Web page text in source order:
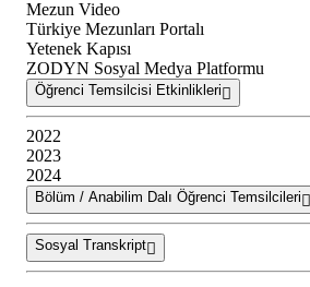
Mezun Video
Türkiye Mezunları Portalı
Yetenek Kapısı
ZODYN Sosyal Medya Platformu
Öğrenci Temsilcisi Etkinlikleri
2022
2023
2024
Bölüm / Anabilim Dalı Öğrenci Temsilcileri
Sosyal Transkript